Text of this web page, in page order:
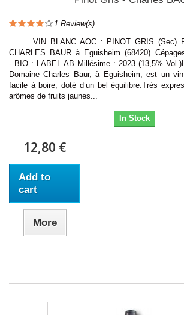
1 Review(s)
VIN BLANC AOC : PINOT GRIS (Sec)
CHARLES BAUR à Eguisheim (68420)
- BIO : LABEL AB Millésime : 2023 (13,5%
Domaine Charles Baur, à Eguisheim, est un
facile à boire, doté d’un bel équilibre.Très
arômes de fruits jaunes...
In Stock
12,80 €
Add to
cart
More